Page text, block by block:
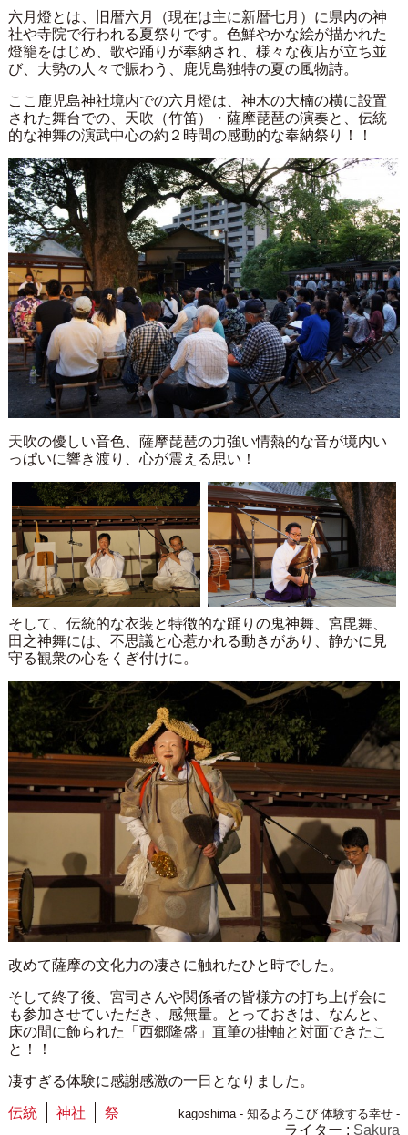
六月燈とは、旧暦六月（現在は主に新暦七月）に県内の神
社や寺院で行われる夏祭りです。色鮮やかな絵が描かれた
燈籠をはじめ、歌や踊りが奉納され、様々な夜店が立ち並
び、大勢の人々で賑わう、鹿児島独特の夏の風物詩。
ここ鹿児島神社境内での六月燈は、神木の大楠の横に設置
された舞台での、天吹（竹笛）・薩摩琵琶の演奏と、伝統
的な神舞の演武中心の約２時間の感動的な奉納祭り！！
天吹の優しい音色、薩摩琵琶の力強い情熱的な音が境内い
っぱいに響き渡り、心が震える思い！
そして、伝統的な衣装と特徴的な踊りの鬼神舞、宮毘舞、
田之神舞には、不思議と心惹かれる動きがあり、静かに見
守る観衆の心をくぎ付けに。
改めて薩摩の文化力の凄さに触れたひと時でした。
そして終了後、宮司さんや関係者の皆様方の打ち上げ会に
も参加させていただき、感無量。とっておきは、なんと、
床の間に飾られた「西郷隆盛」直筆の掛軸と対面できたこ
と！！
凄すぎる体験に感謝感激の一日となりました。
伝統 神社 祭 kagoshima - 知るよろこび 体験する幸せ -
ライター : Sakura